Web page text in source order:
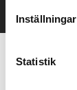
Inställningar
Statistik